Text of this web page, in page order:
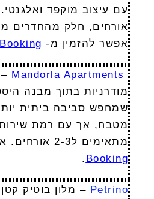
אורחים, חלק מהחדרים
אפשר להזמין מ- Booking
מודרניות בתוך מבנה
שמחפש סביבה ביתית
מטבח, אך עם רמת
מתאימים ל2-3 אורחים. אפשר להזמין מ-
Booking
.
Petrino – מלון בוטיק